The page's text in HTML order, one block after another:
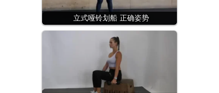
立式哑铃划船 正确姿势